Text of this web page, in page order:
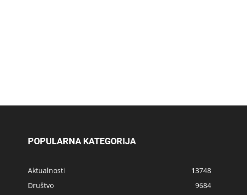
POPULARNA KATEGORIJA
Aktualnosti
13748
Društvo
9684